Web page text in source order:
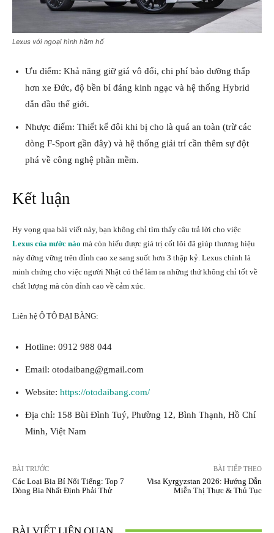
Lexus với ngoại hình hầm hố
Ưu điểm: Khả năng giữ giá vô đối, chi phí bảo dưỡng thấp
hơn xe Đức, độ bền bỉ đáng kinh ngạc và hệ thống Hybrid
dẫn đầu thế giới.
Nhược điểm: Thiết kế đôi khi bị cho là quá an toàn (trừ các
dòng F-Sport gần đây) và hệ thống giải trí cần thêm sự đột
phá về công nghệ phần mềm.
Kết luận
Hy vọng qua bài viết này, bạn không chỉ tìm thấy câu trả lời cho việc
Lexus của nước nào mà còn hiểu được giá trị cốt lõi đã giúp thương hiệu
này đứng vững trên đỉnh cao xe sang suốt hơn 3 thập kỷ. Lexus chính là
minh chứng cho việc người Nhật có thể làm ra những thứ không chỉ tốt về
chất lượng mà còn đỉnh cao về cảm xúc.
Liên hệ Ô TÔ ĐẠI BÀNG:
Hotline: 0912 988 044
Email: otodaibang@gmail.com
Website: https://otodaibang.com/
Địa chỉ: 158 Bùi Đình Tuý, Phường 12, Bình Thạnh, Hồ Chí
Minh, Việt Nam
BÀI TRƯỚC
Các Loại Bia Bỉ Nổi Tiếng: Top 7
Dòng Bia Nhất Định Phải Thử
BÀI TIẾP THEO
Visa Kyrgyzstan 2026: Hướng Dẫn
Miễn Thị Thực & Thủ Tục
BÀI VIẾT LIÊN QUAN